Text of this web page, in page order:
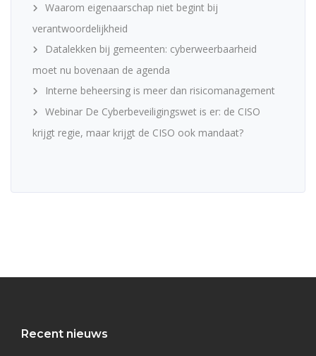
Waarom eigenaarschap niet begint bij
verantwoordelijkheid
Datalekken bij gemeenten: cyberweerbaarheid
moet nu bovenaan de agenda
Interne beheersing is meer dan risicomanagement
Webinar De Cyberbeveiligingswet is er: de CISO
krijgt regie, maar krijgt de CISO ook mandaat?
Recent nieuws